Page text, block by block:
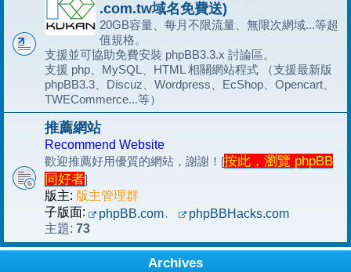
.com.tw域名免費送)
20GB容量、每月不限流量、無限次網域...等超
值規格。
支援並可協助免費安裝 phpBB3.3.x 討論區。
支援 php、MySQL、HTML 相關網站程式 （支援最新版
phpBB3.3、Discuz、Wordpress、EcShop、Opencart、
TWECommerce...等）
推薦網站
Recommend Website
歡迎推薦好用優質的網站，謝謝！[按此，瀏覽 phpBB
同好者]
版主: 版主管理群
子版面:
phpBB.com、
phpBBHacks.com
主題: 73
Archives